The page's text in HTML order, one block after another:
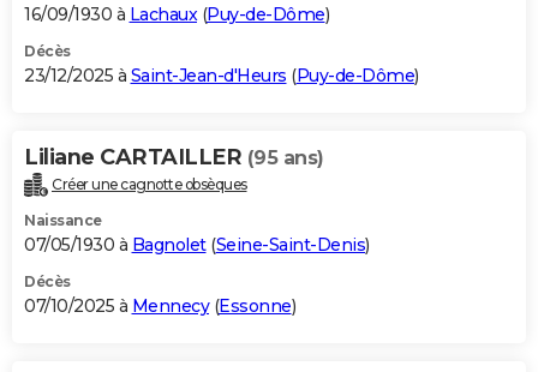
16/09/1930 à Lachaux (Puy-de-Dôme)
Décès
23/12/2025 à Saint-Jean-d'Heurs (Puy-de-Dôme)
Liliane CARTAILLER (95 ans)
Créer une cagnotte obsèques
Naissance
07/05/1930 à Bagnolet(Seine-Saint-Denis)
Décès
07/10/2025 à Mennecy(Essonne)